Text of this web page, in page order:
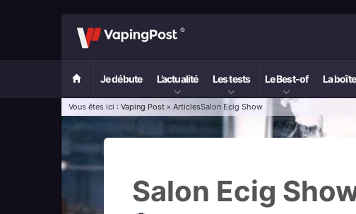
Je débute L’actualité Les tests Le Best-of La
Vous êtes ici : Vaping Post » ArticlesSalon Ecig Show
Salon Ecig